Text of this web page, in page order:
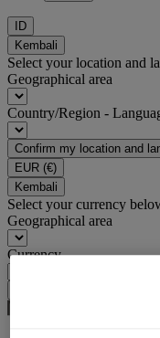
ID
Kembali
Select your location and
Geographical area
Country/Region -
Confirm my location and
EUR (€)
Kembali
Select your currency
Geographical area
Currency